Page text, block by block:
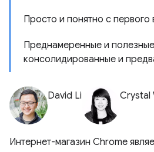
Просто и понятно с первого
Преднамеренные и
консолидированные и
David Li Crystal
Интернет-магазин Chrome